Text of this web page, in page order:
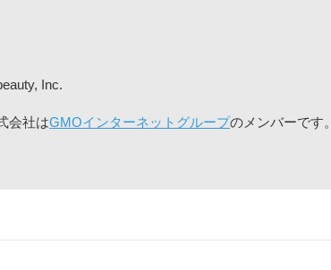
Inc.
会社はGMOインターネットグループのメンバーです。